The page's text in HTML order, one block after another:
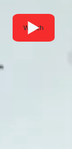
Watch